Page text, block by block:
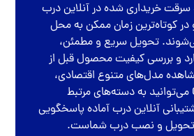
سرقتخریداری شده درآنلاین درب
در کوتاه‌ترین زمان ممکن به محل
تحویل سریع و مطمئن،
و بررسی کیفیت محصول قبل از
مدل‌های متنوع اقتصادی،
لوکس، PVC و CNC می‌توانید به دسته‌های مرتبط
آنلاین درب آماده پاسخگویی
تحویل و نصب درب شماست.